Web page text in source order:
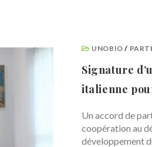
UNOBIO /
Signature
italienne
Un accord de
coopération au
développement